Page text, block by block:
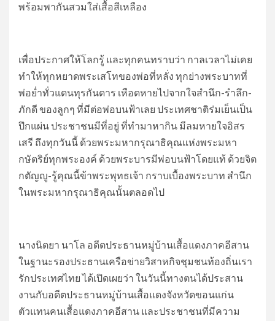
พร้อมพากันสวมใส่เสื้อสีเหลือง
เพื่อประกาศให้โลกรู้ และทุกคนทราบว่า กาลเวลาไม่เคย
ทำให้ทุกหยาดพระเสโทของพ่อที่หลั่ง ทุกย่างพระบาทที่
พ่อย่ำทั่วแดนทุรกันดาร เหือดหายไปจากใจสำนึก-รำลึก-
ภักดี ของลูกๆ ที่มีต่อพ่อบนฟ้าเลย ประเทศชาติร่มเย็นเป็น
ปึกแผ่น ประชาชนมีที่อยู่ ที่ทำมาหากิน มีลมหายใจอิสร
เสรี ถึงทุกวันนี้ ด้วยพระมหากรุณาธิคุณแห่งพระมหา
กษัตริย์ทุกพระองค์ ด้วยพระบารมีพ่อบนฟ้าโดยแท้ ด้วยจิต
กตัญญู-รู้คุณนี้ข้าพระพุทธเจ้า กราบเบื้องพระบาท สำนึก
ในพระมหากรุณาธิคุณนั้นตลอดไป
นางนิตยา นาโล อดีตประธานหมู่บ้านเสื้อแดงภาคอีสาน
ในฐานะรองประธานเครือข่ายวิสาหกิจชุมชนท้องถิ่นเรา
รักประเทศไทย ได้เปิดเผยว่า ในวันนี้ทางตนได้ประสาน
งานกับอดีตประธานหมู่บ้านเสื้อแดงจังหวัดขอนแก่น
ตัวแทนคนเสื้อแดงภาคอีสาน และประชาชนที่มีความ